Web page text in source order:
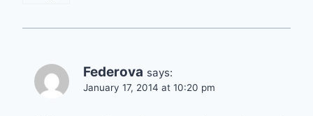
Federova says:
January 17, 2014 at 10:20 pm